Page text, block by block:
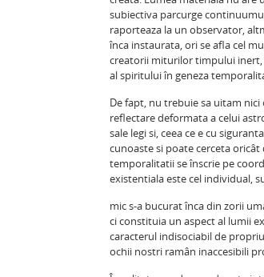
subiectiva parcurge
raporteaza la un observator,
înca instaurata, ori se afla cel
creatorii miturilor timpului inert,
al spiritului în geneza
De fapt, nu trebuie sa uitam
reflectare deformata a celui
sale legi si, ceea ce e cu
cunoaste si poate cerceta
temporalitatii se înscrie pe
existentiala este cel individual,
mic s-a bucurat înca din zorii
ci constituia un aspect al lumii
caracterul indisociabil de
ochii nostri ramân inaccesibili